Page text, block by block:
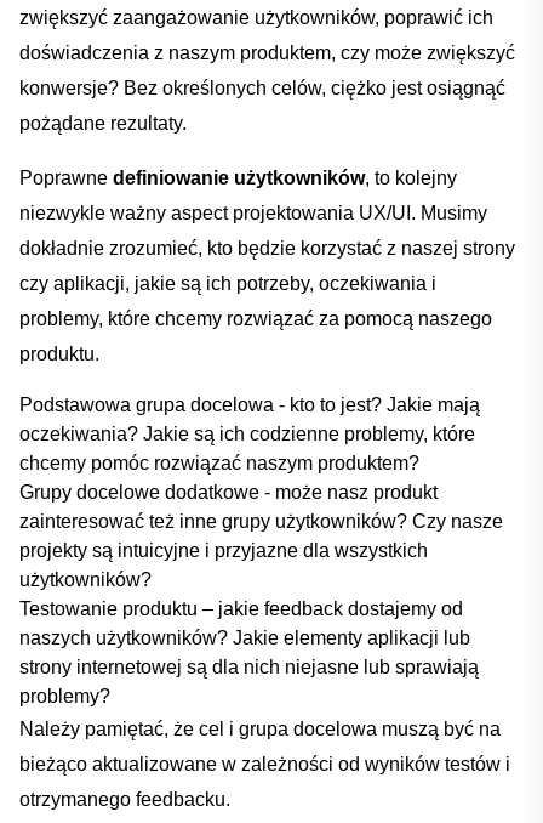
zwiększyć zaangażowanie użytkowników, poprawić ich
doświadczenia z‍ naszym produktem, czy może ‍zwiększyć
konwersje? Bez ⁤określonych celów, ciężko jest osiągnąć
pożądane ⁢rezultaty.
Poprawne definiowanie użytkowników, to kolejny
niezwykle ważny aspect projektowania UX/UI.‌ Musimy
dokładnie ‍zrozumieć, ‌kto będzie ⁢korzystać z naszej ‌strony ​
czy aplikacji, jakie są ich potrzeby, oczekiwania i
problemy,‍ które chcemy ⁤rozwiązać za ⁤pomocą naszego
produktu.
Podstawowa grupa docelowa ‌- kto to jest? Jakie mają
oczekiwania? Jakie są ich codzienne problemy, które
chcemy ​pomóc rozwiązać naszym produktem?
Grupy docelowe‍ dodatkowe ⁣-‍ może⁢ nasz produkt
zainteresować też inne grupy użytkowników? Czy nasze‍
projekty⁤ są intuicyjne i przyjazne‍ dla wszystkich
użytkowników?
Testowanie produktu – jakie‍ feedback dostajemy od
naszych ​użytkowników? Jakie elementy aplikacji lub
strony internetowej są dla nich niejasne lub sprawiają
problemy?
Należy pamiętać, że cel i grupa docelowa muszą być na
bieżąco aktualizowane w zależności od wyników ‌testów i
otrzymanego feedbacku.